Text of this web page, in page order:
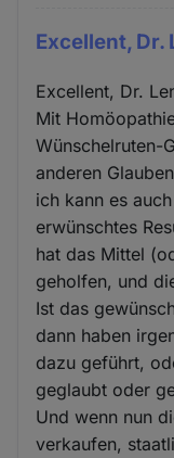
Excellent, Dr.
Excellent, Dr.
Mit
Wünschelruten-
anderen
ich kann es
erwünschtes
hat das Mittel
geholfen, und
Ist das
dann haben
dazu geführt,
geglaubt oder
Und wenn nun
verkaufen,